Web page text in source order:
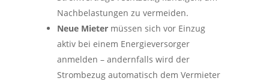
Nachbelastungen zu vermeiden.
Neue Mietermüssen sich vor Einzug
aktiv bei einem Energieversorger
anmelden – andernfalls wird der
Strombezug automatisch dem Vermieter